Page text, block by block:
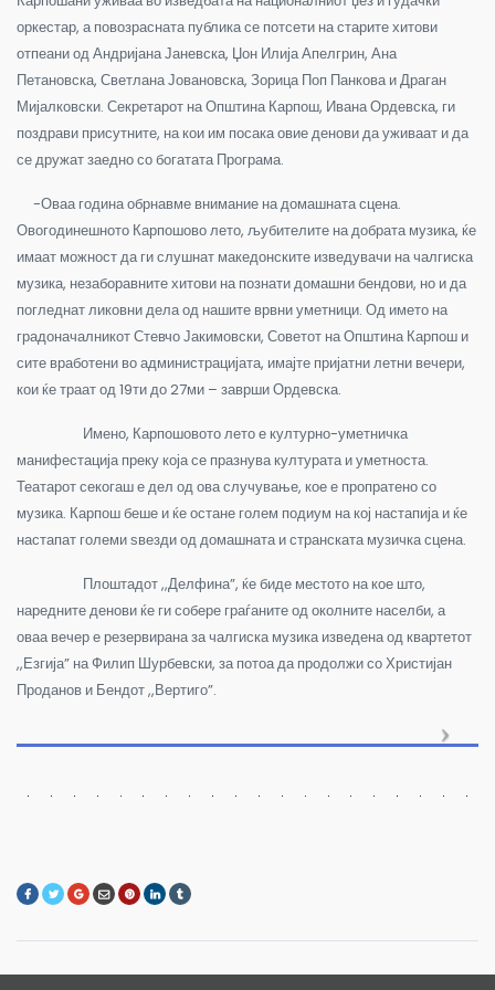
оркестар, а повозрасната публика се потсети на старите хитови
отпеани од Андријана Јаневска, Џон Илија Апелгрин, Ана
Петановска, Светлана Јовановска, Зорица Поп Панкова и Драган
Мијалковски. Секретарот на Општина Карпош, Ивана Ордевска, ги
поздрави присутните, на кои им посака овие денови да уживаат и да
се дружат заедно со богатата Програма.
-Оваа година обрнавме внимание на домашната сцена.
Овогодинешното Карпошово лето, љубителите на добрата музика, ќе
имаат можност да ги слушнат македонските изведувачи на чалгиска
музика, незаборавните хитови на познати домашни бендови, но и да
погледнат ликовни дела од нашите врвни уметници. Од името на
градоначалникот Стевчо Јакимовски, Советот на Општина Карпош и
сите вработени во администрацијата, имајте пријатни летни вечери,
кои ќе траат од 19ти до 27ми – заврши Ордевска.
Имено, Карпошовото лето е културно-уметничка
манифестација преку која се празнува културата и уметноста.
Театарот секогаш е дел од ова случување, кое е пропратено со
музика. Карпош беше и ќе остане голем подиум на кој настапија и ќе
настапат големи ѕвезди од домашната и странската музичка сцена.
Плоштадот ,,Делфина”, ќе биде местото на кое што,
наредните денови ќе ги собере граѓаните од околните населби, а
оваа вечер е резервирана за чалгиска музика изведена од квартетот
,,Езгија” на Филип Шурбевски, за потоа да продолжи со Христијан
Проданов и Бендот ,,Вертиго”.